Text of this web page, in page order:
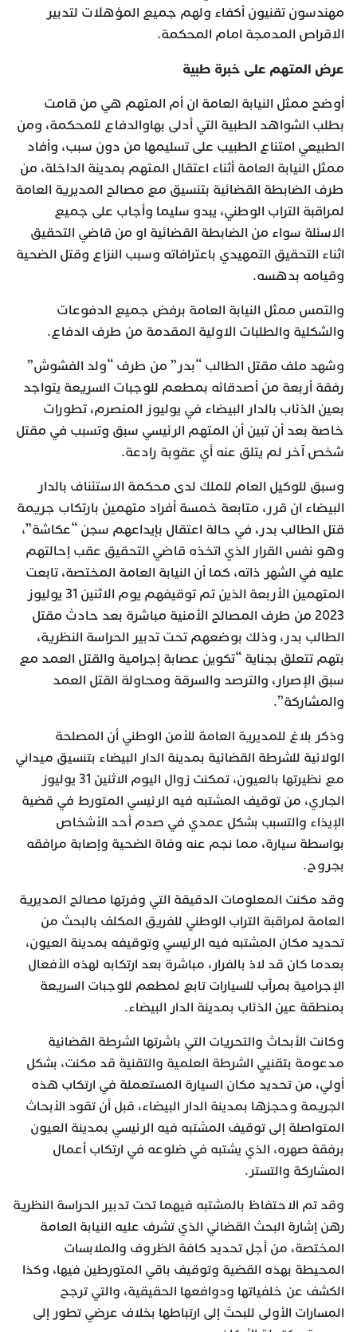
مهندسون تقنيون أكفاء ولهم جميع المؤهلات لتدبير
الاقراص المدمجة امام المحكمة.
عرض المتهم على خبرة طبية
أوضح ممثل النيابة العامة ان أم المتهم هي من قامت
بطلب الشواهد الطبية التي أدلى بهاوالدفاع للمحكمة، ومن
الطبيعي امتناع الطبيب على تسليمها من دون سبب، وأفاد
ممثل النيابة العامة أثناء اعتقال المتهم بمدينة الداخلة، من
طرف الضابطة القضائية بتنسيق مع مصالح المديرية العامة
لمراقبة التراب الوطني، يبدو سليما وأجاب على جميع
الاسئلة سواء من الضابطة القضائية او من قاضي التحقيق
اثناء التحقيق التمهيدي باعترافاته وسبب النزاع وقتل الضحية
وقيامه بدهسه.
والتمس ممثل النيابة العامة برفض جميع الدفوعات
والشكلية والطلبات الاولية المقدمة من طرف الدفاع.
وشهد ملف مقتل الطالب “بدر” من طرف “ولد الفشوش”
رفقة أربعة من أصدقائه بمطعم للوجبات السريعة يتواجد
بعين الذئاب بالدار البيضاء في يوليوز المنصرم، تطورات
خاصة بعد أن تبين أن المتهم الرئيسي سبق وتسبب في مقتل
شخص آخر لم يتلق عنه أي عقوبة رادعة.
وسبق للوكيل العام للملك لدى محكمة الاستئناف بالدار
البيضاء ان قرر، متابعة خمسة أفراد متهمين بارتكاب جريمة
قتل الطالب بدر، في حالة اعتقال بإيداعهم سجن “عكاشة”،
وهو نفس القرار الذي اتخذه قاضي التحقيق عقب إحالتهم
عليه في الشهر ذاته، كما أن النيابة العامة المختصة، تابعت
المتهمين الأربعة الذين تم توقيفهم يوم الاثنين 31 يوليوز
2023 من طرف المصالح الأمنية مباشرة بعد حادث مقتل
الطالب بدر، وذلك بوضعهم تحت تدبير الحراسة النظرية،
بتهم تتعلق بجناية “تكوين عصابة إجرامية والقتل العمد مع
سبق الإصرار، والترصد والسرقة ومحاولة القتل العمد
والمشاركة”.
وذكر بلاغ للمديرية العامة للأمن الوطني أن المصلحة
الولائية للشرطة القضائية بمدينة الدار البيضاء بتنسيق ميداني
مع نظيرتها بالعيون، تمكنت زوال اليوم الاثنين 31 يوليوز
الجاري، من توقيف المشتبه فيه الرئيسي المتورط في قضية
الإيذاء والتسبب بشكل عمدي في صدم أحد الأشخاص
بواسطة سيارة، مما نجم عنه وفاة الضحية وإصابة مرافقه
بجروح.
وقد مكنت المعلومات الدقيقة التي وفرتها مصالح المديرية
العامة لمراقبة التراب الوطني للفريق المكلف بالبحث من
تحديد مكان المشتبه فيه الرئيسي وتوقيفه بمدينة العيون،
بعدما كان قد لاذ بالفرار، مباشرة بعد ارتكابه لهذه الأفعال
الإجرامية بمرآب للسيارات تابع لمطعم للوجبات السريعة
بمنطقة عين الذئاب بمدينة الدار البيضاء.
وكانت الأبحاث والتحريات التي باشرتها الشرطة القضائية
مدعومة بتقنيي الشرطة العلمية والتقنية قد مكنت، بشكل
أولي، من تحديد مكان السيارة المستعملة في ارتكاب هذه
الجريمة وحجزها بمدينة الدار البيضاء، قبل أن تقود الأبحاث
المتواصلة إلى توقيف المشتبه فيه الرئيسي بمدينة العيون
برفقة صهره، الذي يشتبه في ضلوعه في ارتكاب أعمال
المشاركة والتستر.
وقد تم الاحتفاظ بالمشتبه فيهما تحت تدبير الحراسة النظرية
رهن إشارة البحث القضائي الذي تشرف عليه النيابة العامة
المختصة، من أجل تحديد كافة الظروف والملابسات
المحيطة بهذه القضية وتوقيف باقي المتورطين فيها، وكذا
الكشف عن خلفياتها ودوافعها الحقيقية، والتي ترجح
المسارات الأولى للبحث إلى ارتباطها بخلاف عرضي تطور إلى